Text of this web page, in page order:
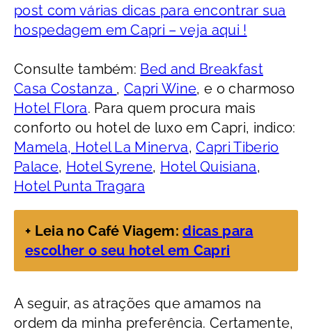
post com várias dicas para encontrar sua
hospedagem em Capri – veja aqui !
Consulte também: Bed and Breakfast
Casa Costanza ,Capri Wine, e o charmoso
Hotel Flora. Para quem procura mais
conforto ou hotel de luxo em Capri, indico:
Mamela, Hotel La Minerva,Capri Tiberio
Palace, Hotel Syrene, Hotel Quisiana,
Hotel Punta Tragara
+ Leia no Café Viagem:dicas para
escolher o seu hotel em Capri
A seguir, as atrações que amamos na
ordem da minha preferência. Certamente,